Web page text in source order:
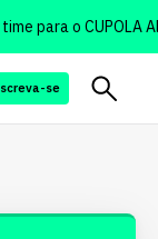
para o CUPOLA
se